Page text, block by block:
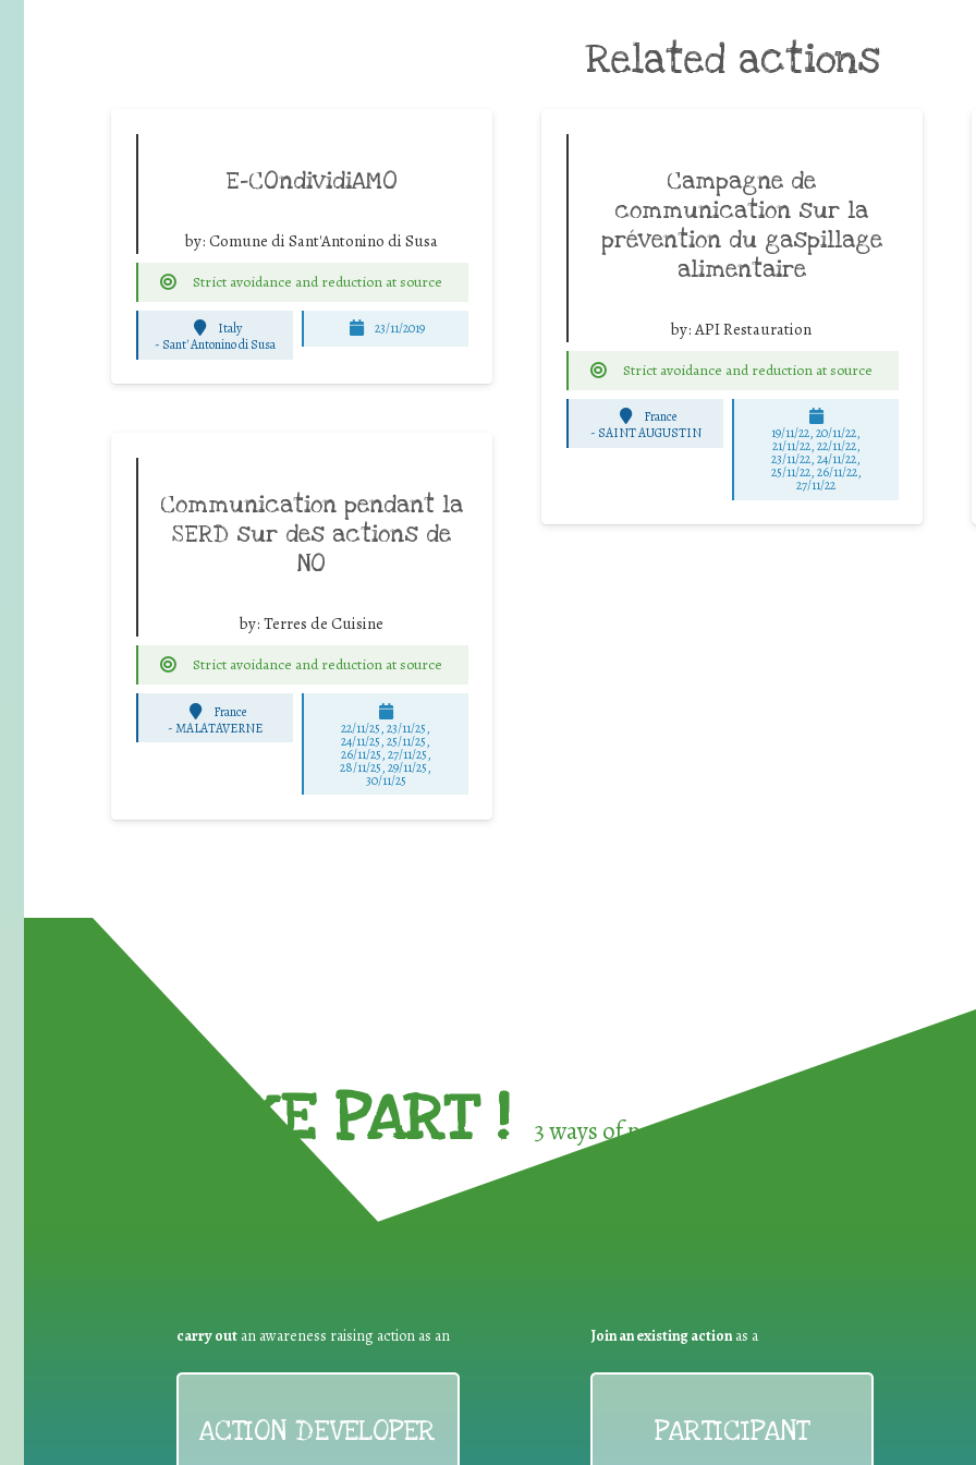
Related actions
E-COndividiAMO
by: Comune di Sant'Antonino di Susa
Strict avoidance and reduction at source
Italy
- Sant' Antonino di Susa
23/11/2019
Campagne de
communication sur la
prévention du gaspillage
alimentaire
by:API Restauration
Strict avoidance and reduction at source
France
- SAINT AUGUSTIN 19/11/22, 20/11/22,
21/11/22, 22/11/22,
23/11/22, 24/11/22,
25/11/22, 26/11/22,
27/11/22
Communication pendant la
SERD sur des actions de
NO
by: Terres de Cuisine
Strict avoidance and reduction at source
France
-MALATAVERNE 22/11/25,23/11/25,
24/11/25,25/11/25,
26/11/25,27/11/25,
28/11/25,29/11/25,
30/11/25
TAKE PART ! 3 ways of participating in the
carry out an awareness raising action as an
ACTION DEVELOPER
Join an existing actionas a
PARTICIPANT